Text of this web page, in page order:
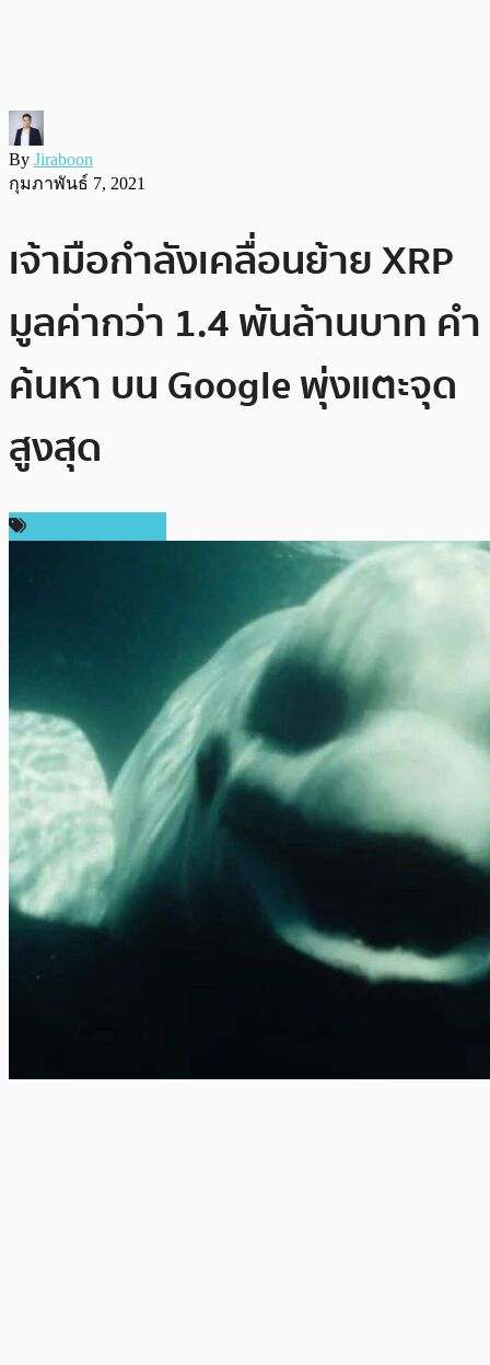
By Jiraboon
กุมภาพันธ์ 7, 2021
เจ้ามือกำลังเคลื่อนย้าย XRP
มูลค่ากว่า 1.4 พันล้านบาท คำ
ค้นหา บน Google พุ่งแตะจุด
สูงสุด